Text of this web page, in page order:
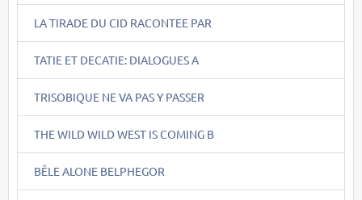
LA TIRADE DU CID RACONTEE PAR
TATIE ET DECATIE: DIALOGUES A
TRISOBIQUE NE VA PAS Y PASSER
THE WILD WILD WEST IS COMING B
BÊLE ALONE BELPHEGOR